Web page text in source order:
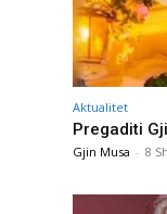
Aktualitet
Pregaditi
Gjin Musa - 8